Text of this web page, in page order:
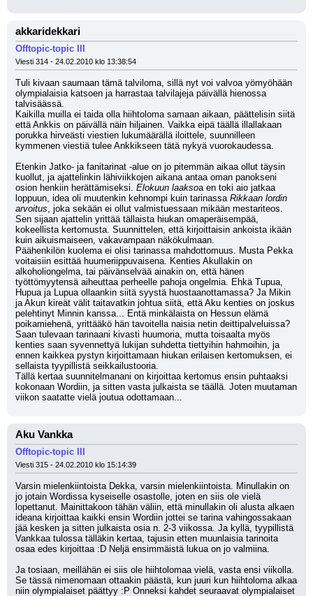
akkaridekkari
Offtopic-topic III
Viesti 314 - 24.02.2010 klo 13:38:54
Tuli kivaan saumaan tämä talviloma, sillä nyt voi valvoa yömyöhään
olympialaisia katsoen ja harrastaa talvilajeja päivällä hienossa
talvisäässä.
Kaikilla muilla ei taida olla hiihtoloma samaan aikaan, päättelisin siitä
että Ankkis on päivällä näin hiljainen. Vaikka eipä täällä illallakaan
porukka hirveästi viestien lukumäärällä iloittele, suunnilleen
kymmenen viestiä tulee Ankkikseen tätä nykyä vuorokaudessa.
Etenkin Jatko- ja fanitarinat -alue on jo pitemmän aikaa ollut täysin
kuollut, ja ajattelinkin lähiviikkojen aikana antaa oman panokseni
osion henkiin herättämiseksi. Elokuun laaksoa en toki aio jatkaa
loppuun, idea oli muutenkin kehnompi kuin tarinassa Rikkaan lordin
arvoitus, joka sekään ei ollut valmistuessaan mikään mestariteos.
Sen sijaan ajattelin yrittää tällaista hiukan omaperäisempää,
kokeellista kertomusta. Suunnittelen, että kirjoittaisin ankoista ikään
kuin aikuismaiseen, vakavampaan näkökulmaan.
Päähenkilön kuolema ei olisi tarinassa mahdottomuus. Musta Pekka
voitaisiin esittää huumeriippuvaisena. Kenties Akullakin on
alkoholiongelma, tai päivänselvää ainakin on, että hänen
työttömyytensä aiheuttaa perheelle pahoja ongelmia. Ehkä Tupua,
Hupua ja Lupua ollaankin siitä syystä huostaanottamassa? Ja Mikin
ja Akun kireät välit taitavatkin johtua siitä, että Aku kenties on joskus
pelehtinyt Minnin kanssa... Entä minkälaista on Hessun elämä
poikamiehenä, yrittääkö hän tavoitella naisia netin deittipalveluissa?
Saan tulevaan tarinaani kivasti huumoria, mutta toisaalta myös
kenties saan syvennettyä lukijan suhdetta tiettyihin hahmoihin, ja
ennen kaikkea pystyn kirjoittamaan hiukan erilaisen kertomuksen, ei
sellaista tyypillistä seikkailustooria.
Tällä kertaa suunnitelmanani on kirjoittaa kertomus ensin puhtaaksi
kokonaan Wordiin, ja sitten vasta julkaista se täällä. Joten muutaman
viikon saatatte vielä joutua odottamaan...
Aku Vankka
Offtopic-topic III
Viesti 315 - 24.02.2010 klo 15:14:39
Varsin mielenkiintoista Dekka, varsin mielenkiintoista. Minullakin on
jo jotain Wordissa kyseiselle osastolle, joten en siis ole vielä
lopettanut. Mainittakoon tähän väliin, että minullakin oli alusta alkaen
ideana kirjoittaa kaikki ensin Wordiin jottei se tarina vahingossakaan
jää kesken ja sitten julkaista osia n. 2-3 viikossa. Ja kyllä, tyypillistä
Vankkaa tulossa tälläkin kertaa, tajusin etten muunlaisia tarinoita
osaa edes kirjoittaa :D Neljä ensimmäistä lukua on jo valmiina.
Ja tosiaan, meillähän ei siis ole hiihtolomaa vielä, vasta ensi viikolla.
Se tässä nimenomaan ottaakin päästä, kun juuri kun hiihtoloma alkaa
niin olympialaiset päättyy :P Onneksi kahdet seuraavat olympialaiset